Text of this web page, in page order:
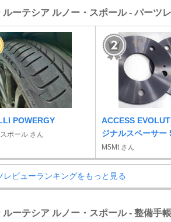
ルーテシア ルノー・スポール - パーツ
POWERGY
ポール さん
ACCESS
ジナルスペーサー
M5Mt さん
レビューランキングをもっと見る
ルーテシア ルノー・スポール - 整備手